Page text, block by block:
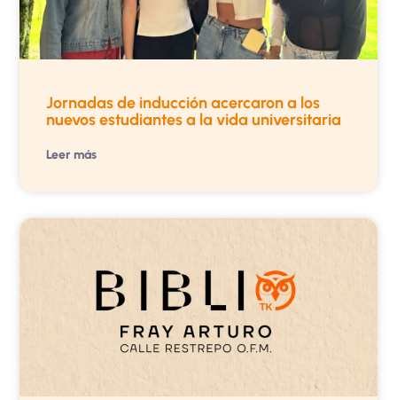
Jornadas de inducción acercaron a los
nuevos estudiantes a la vida universitaria
Leer más